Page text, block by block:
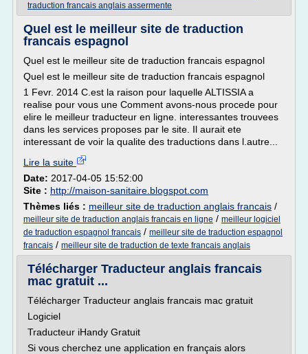
traduction francais anglais assermente
Quel est le meilleur site de traduction
francais espagnol
Quel est le meilleur site de traduction francais espagnol
Quel est le meilleur site de traduction francais espagnol
1 Fevr. 2014 C.est la raison pour laquelle ALTISSIA a
realise pour vous une Comment avons-nous procede pour
elire le meilleur traducteur en ligne. interessantes trouvees
dans les services proposes par le site. Il aurait ete
interessant de voir la qualite des traductions dans l.autre...
Lire la suite
Date: 2017-04-05 15:52:00
Site : http://maison-sanitaire.blogspot.com
Thèmes liés : meilleur site de traduction anglais francais /
meilleur site de traduction anglais francais en ligne / meilleur logiciel
de traduction espagnol francais / meilleur site de traduction espagnol
francais / meilleur site de traduction de texte francais anglais
Télécharger Traducteur anglais francais
mac gratuit ...
Télécharger Traducteur anglais francais mac gratuit
Logiciel
Traducteur iHandy Gratuit
Si vous cherchez une application en français alors